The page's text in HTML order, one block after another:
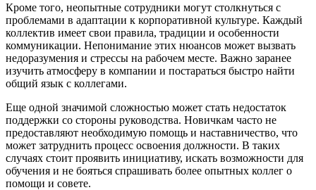
Кроме того, неопытные сотрудники могут столкнуться с
проблемами в адаптации к корпоративной культуре. Каждый
коллектив имеет свои правила, традиции и особенности
коммуникации. Непонимание этих нюансов может вызвать
недоразумения и стрессы на рабочем месте. Важно заранее
изучить атмосферу в компании и постараться быстро найти
общий язык с коллегами.
Еще одной значимой сложностью может стать недостаток
поддержки со стороны руководства. Новичкам часто не
предоставляют необходимую помощь и наставничество, что
может затруднить процесс освоения должности. В таких
случаях стоит проявить инициативу, искать возможности для
обучения и не бояться спрашивать более опытных коллег о
помощи и совете.